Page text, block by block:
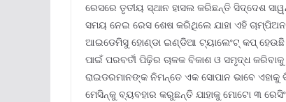
ରେସରେ ତୃତୀୟ ସ୍ଥାନ ହାସଲ କରିଛନ୍ତି ସିଦ୍ଦେଶ
ସମୟ ନେଇ ରେସ ଶେଷ କରିଥିଲେ ଯାହା ଏହି
ଆଇଡେମିସୁ ହୋଣ୍ଡା ଇଣ୍ଡିଆ ଟ୍ୟାଲେଂଟ୍ କପ୍ ହେଉଛି
ପାଇଁ ପରବର୍ତୀ ପିଢ଼ିର ଚାଳକ ବିକାଶ ଓ ସମୃଦ୍ଧ
ରାଇଡରମାନଙ୍କ ନିମନ୍ତେ ଏକ ସୋପାନ ଭାବେ
ମେସିନ୍‌କୁ ବ୍ୟବହାର କରୁଛନ୍ତି ଯାହାକୁ ମୋଟୋ ୩